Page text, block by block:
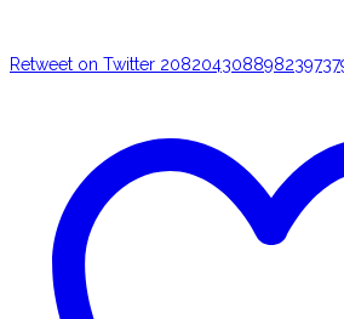
Retweet on Twitter